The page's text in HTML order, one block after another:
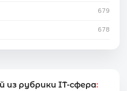
679
678
из рубрики IT-сфера: